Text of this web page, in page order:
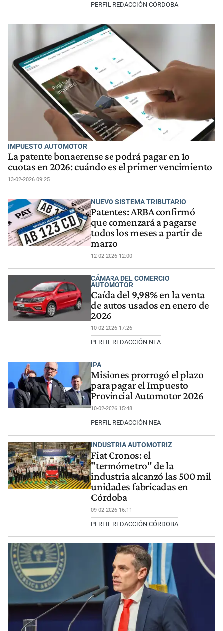
PERFIL REDACCIÓN CÓRDOBA
IMPUESTO AUTOMOTOR
La patente bonaerense se podrá pagar en 1o
cuotas en 2026: cuándo es el primer vencimiento
13-02-2026 09:25
NUEVO SISTEMA TRIBUTARIO
Patentes: ARBA confirmó
que comenzará a pagarse
todos los meses a partir de
marzo
12-02-2026 12:00
CÁMARA DEL COMERCIO
AUTOMOTOR
Caída del 9,98% en la venta
de autos usados en enero de
2026
10-02-2026 17:26
PERFIL REDACCIÓN NEA
IPA
Misiones prorrogó el plazo
para pagar el Impuesto
Provincial Automotor 2026
10-02-2026 15:48
PERFIL REDACCIÓN NEA
INDUSTRIA AUTOMOTRIZ
Fiat Cronos: el
"termómetro" de la
industria alcanzó las 500 mil
unidades fabricadas en
Córdoba
09-02-2026 16:11
PERFIL REDACCIÓN CÓRDOBA